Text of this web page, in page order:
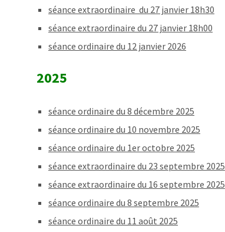
séance extraordinaire du 27 janvier 18h30
séance extraordinaire du 27 janvier 18h00
séance ordinaire du 12 janvier 2026
2025
séance ordinaire du 8 décembre 2025
séance ordinaire du 10 novembre 2025
séance ordinaire du 1er octobre 2025
séance extraordinaire du 23 septembre 2025
séance extraordinaire du 16 septembre 2025
séance ordinaire du 8 septembre 2025
séance ordinaire du 11 août 2025